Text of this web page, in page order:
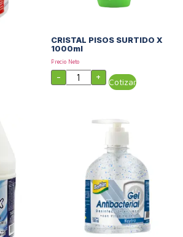
CRISTAL PISOS SURTIDO X
1000ml
Precio Neto
- + Cotizar